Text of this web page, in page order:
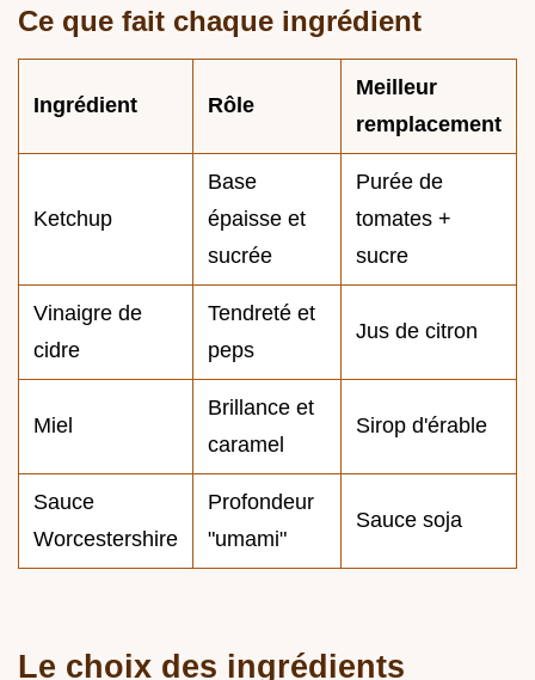
Ce que fait chaque ingrédient
Ingrédient Rôle
Meilleur
remplacement
Ketchup
Base
épaisse et
sucrée
Purée de
tomates +
sucre
Vinaigre de
cidre
Tendreté et
peps
Jus de citron
Miel
Brillance et
caramel
Sirop d'érable
Sauce
Worcestershire
Profondeur
"umami"
Sauce soja
Le choix des ingrédients